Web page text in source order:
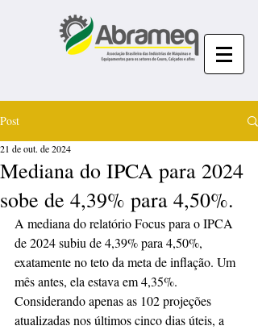
Post
Mediana do IPCA para 2024
sobe de 4,39% para 4,50%.
21 de out. de 2024
A mediana do relatório Focus para o IPCA
de 2024 subiu de 4,39% para 4,50%,
exatamente no teto da meta de inflação. Um
mês antes, ela estava em 4,35%.
Considerando apenas as 102 projeções
atualizadas nos últimos cinco dias úteis, a